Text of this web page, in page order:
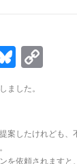
ました。
案したけれども
を依頼されます